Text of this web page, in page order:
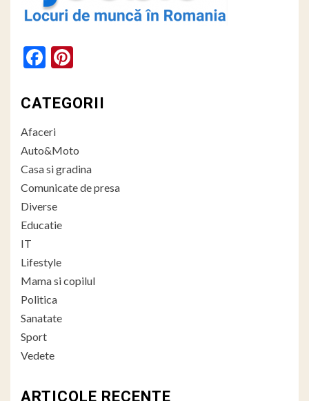
Facebook
CATEGORII
Afaceri
Auto&Moto
Casa si gradina
Comunicate de presa
Diverse
Educatie
IT
Lifestyle
Mama si copilul
Politica
Sanatate
Sport
Vedete
ARTICOLE RECENTE